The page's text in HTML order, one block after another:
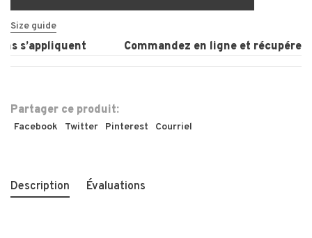
Size guide
s’appliquent Commandez en ligne et récupérez,
Partager ce produit:
Facebook Twitter Pinterest Courriel
Description Évaluations